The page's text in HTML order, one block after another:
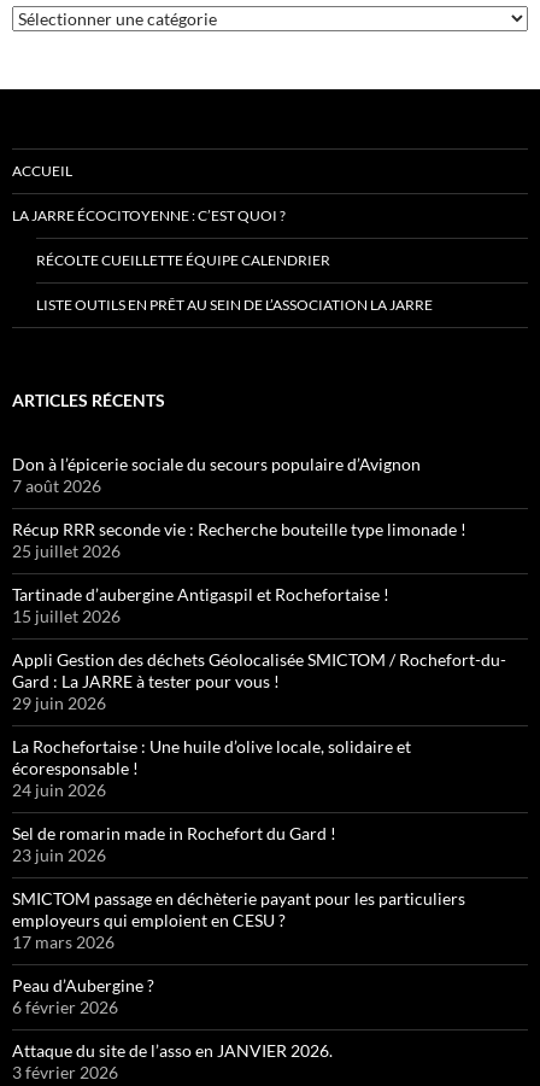
Catégories
ACCUEIL
LA JARRE ÉCOCITOYENNE : C’EST QUOI ?
RÉCOLTE CUEILLETTE ÉQUIPE CALENDRIER
LISTE OUTILS EN PRÊT AU SEIN DE L’ASSOCIATION LA JARRE
ARTICLES RÉCENTS
Don à l’épicerie sociale du secours populaire d’Avignon
7 août 2026
Récup RRR seconde vie : Recherche bouteille type limonade !
25 juillet 2026
Tartinade d’aubergine Antigaspil et Rochefortaise !
15 juillet 2026
Appli Gestion des déchets Géolocalisée SMICTOM / Rochefort-du-
Gard : La JARRE à tester pour vous !
29 juin 2026
La Rochefortaise : Une huile d’olive locale, solidaire et
écoresponsable !
24 juin 2026
Sel de romarin made in Rochefort du Gard !
23 juin 2026
SMICTOM passage en déchèterie payant pour les particuliers
employeurs qui emploient en CESU ?
17 mars 2026
Peau d’Aubergine ?
6 février 2026
Attaque du site de l’asso en JANVIER 2026.
3 février 2026